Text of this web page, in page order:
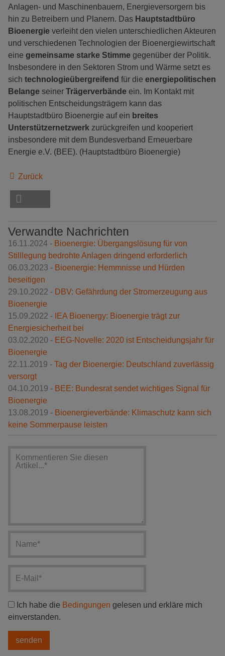
Anlagen- und Maschinenbauern, Energieversorgern bis
hin zu Betreibern und Planern. Das Hauptstadtbüro
Bioenergie verleiht den vielen unterschiedlichen Akteuren
und verschiedenen Technologien der Bioenergiewirtschaft
eine gemeinsame starke Stimme gegenüber der Politik.
Insbesondere in den Sektoren Strom und Wärme setzt es
sich technologieübergreifend für die energiepolitischen
Belange seiner Trägerverbände ein. Im Kontakt mit
politischen Entscheidungsträgern kann das
Hauptstadtbüro Bioenergie auf ein breites
Unterstützernetzwerk zurückgreifen und kooperiert
insbesondere mit dem Bundesverband Erneuerbare
Energie e.V. (BEE). (Hauptstadtbüro Bioenergie)
Zurück
Verwandte Nachrichten
16.11.2024 - Bioenergie: Übergangslösung für von
Stilllegung bedrohte Anlagen dringend erforderlich
06.03.2023 - Bioenergie: Hemmnisse und Hürden
beseitigen
29.10.2022 - DBV: Gefährdung der Stromerzeugung aus
Bioenergie
15.09.2022 -
IEA Bioenergy: Bioenergie trägt zur
Energiesicherheit bei
03.02.2020 - EEG-Novelle: 2020 ist Entscheidungsjahr für
Bioenergie
22.11.2019 - Tag der Bioenergie: Deutschland zuverlässig
versorgt
04.10.2019 - BEE: Bundesrat sendet wichtiges Signal für
Bioenergie
13.08.2019 - Bioenergieverbände: Klimaschutz kann sich
keine Sommerpause leisten
Ich habe die Bedingungen gelesen und erkläre mich
einverstanden.